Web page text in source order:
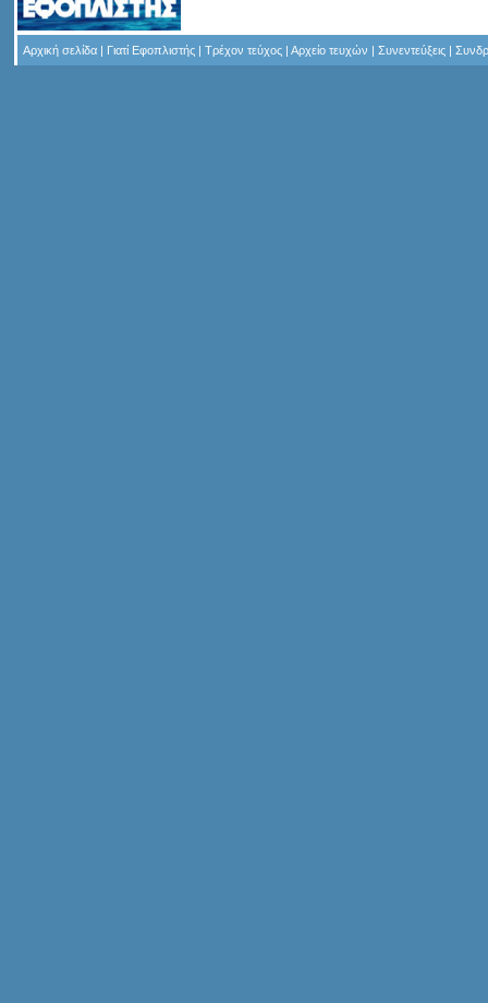
Αρχική σελίδα | Γιατί Εφοπλιστής | Τρέχον τεύχος | Αρχείο τευχών | Συνεντεύξεις |